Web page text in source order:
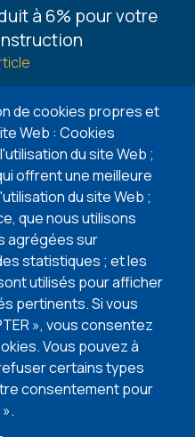
de cookies propres et
Web : Cookies
du site Web ;
offrent une meilleure
du site Web ;
que nous utilisons
agrégées sur
statistiques ; et les
utilisés pour afficher
pertinents. Si vous
», vous consentez
Vous pouvez à
certains types
consentement pour
à 6% pour votre
un terrain à bâtir
de l’achat de votre
bâtir
TÉMOINS